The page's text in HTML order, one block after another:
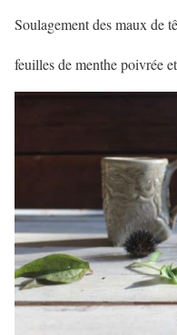
Soulagement des maux de
feuilles de menthe poivrée